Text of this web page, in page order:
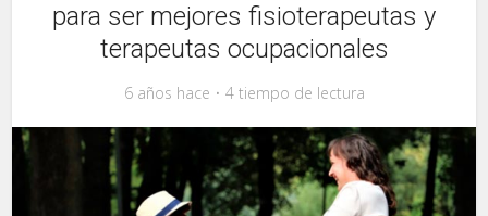
para ser mejores fisioterapeutas y
terapeutas ocupacionales
6 años hace 4 tiempo de lectura